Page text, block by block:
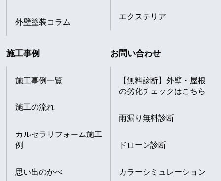
外壁塗装コラム
エクステリア
施工事例
施工事例一覧
施工の流れ
カルセラリフォーム施工
例
思い出のかべ
お問い合わせ
【無料診断】外壁・屋根
の劣化チェックはこちら
雨漏り無料診断
ドローン診断
カラーシミュレーション